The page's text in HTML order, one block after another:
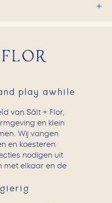
play awhile
van Sâlt + Flor,
en klein
Wij vangen
en koesteren
nodigen uit
met elkaar en de